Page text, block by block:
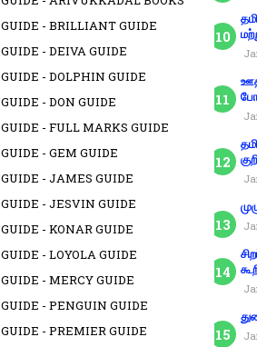
GUIDE - BRILLIANT GUIDE
GUIDE - DEIVA GUIDE
GUIDE - DOLPHIN GUIDE
GUIDE - DON GUIDE
GUIDE - FULL MARKS GUIDE
GUIDE - GEM GUIDE
GUIDE - JAMES GUIDE
GUIDE - JESVIN GUIDE
GUIDE - KONAR GUIDE
GUIDE - LOYOLA GUIDE
GUIDE - MERCY GUIDE
GUIDE - PENGUIN GUIDE
GUIDE - PREMIER GUIDE